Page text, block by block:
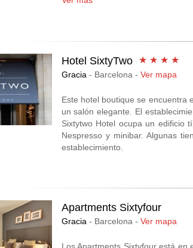
El Coronado está a 15 minutos
arquitectura.
Hotel SixtyTwo ★ ★ ★ ★
Gracia - Barcelona - Ver mapa
Este hotel boutique se encuentra
un salón elegante. El
Sixtytwo Hotel ocupa un edificio
Nespresso y minibar. Algunas
establecimiento.
Apartments Sixtyfour
Gracia - Barcelona - Ver mapa